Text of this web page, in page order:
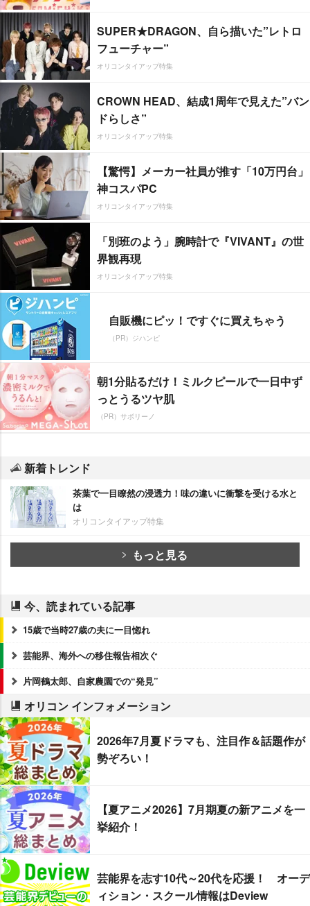
SUPER★DRAGON、自ら描いた”レトロ
フューチャー”
オリコンタイアップ特集
CROWN HEAD、結成1周年で見えた”バン
ドらしさ”
オリコンタイアップ特集
【驚愕】メーカー社員が推す「10万円台」
神コスパPC
オリコンタイアップ特集
「別班のよう」腕時計で『VIVANT』の世
界観再現
オリコンタイアップ特集
自販機にピッ！ですぐに買えちゃう
（PR）ジハンピ
朝1分貼るだけ！ミルクピールで一日中ず
っとうるツヤ肌
（PR）サボリーノ
新着トレンド
茶葉で一目瞭然の浸透力！味の違いに衝撃を受ける水と
は
オリコンタイアップ特集
もっと見る
今、読まれている記事
15歳で当時27歳の夫に一目惚れ
芸能界、海外への移住報告相次ぐ
片岡鶴太郎、自家農園での“発見”
オリコン インフォメーション
2026年7月夏ドラマも、注目作＆話題作が
勢ぞろい！
【夏アニメ2026】7月期夏の新アニメを一
挙紹介！
芸能界を志す10代～20代を応援！ オーデ
ィション・スクール情報はDeview